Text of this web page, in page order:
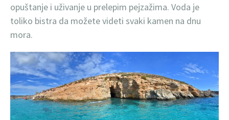
opuštanje i uživanje u prelepim pejzažima. Voda je
toliko bistra da možete videti svaki kamen na dnu
mora.